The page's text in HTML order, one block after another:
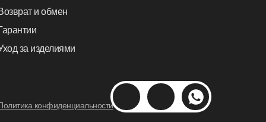
конфиденциальности
за изделиями
и обмен